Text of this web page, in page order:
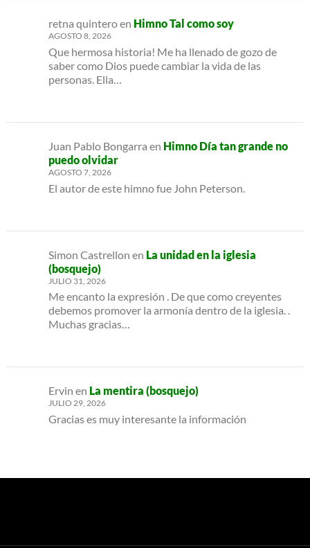
retna quinteroen Himno Tal como soy
AGOSTO 8, 2026
Que hermosa historia! Me ha llenado de gozo de
saber como Dios puede cambiar la vida de las
personas. Ella…
Juan Pablo Bongarra en Himno Día tan grande no
puedo olvidar
AGOSTO 7, 2026
El autor de este himno fue John Peterson.
Simon Castrellon en La unidad en la iglesia
(bosquejo)
JULIO 31, 2026
Me encanto la expresión . De que como creyentes
debemos promover la armonía dentro de la iglesia. .
Muchas gracias…
Ervin en La mentira (bosquejo)
JULIO 29, 2026
Gracias es muy interesante la información